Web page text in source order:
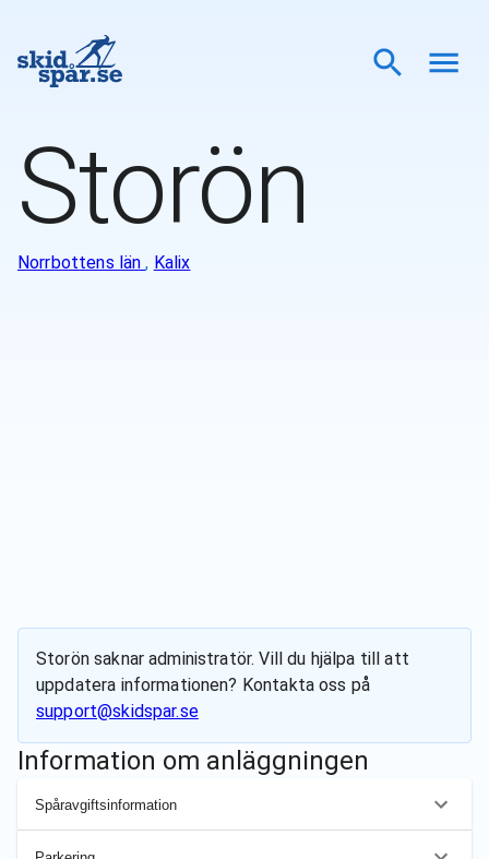
Storön
Norrbottens län, Kalix
Storönsaknar administratör. Vill du hjälpa till att
uppdatera informationen? Kontakta oss på
support@skidspar.se
Information om anläggningen
Spåravgiftsinformation